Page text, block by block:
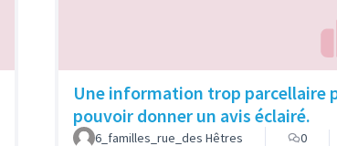
Une information trop parcellaire
pouvoir donner un avis éclairé.
6_familles_rue_des Hêtres 0